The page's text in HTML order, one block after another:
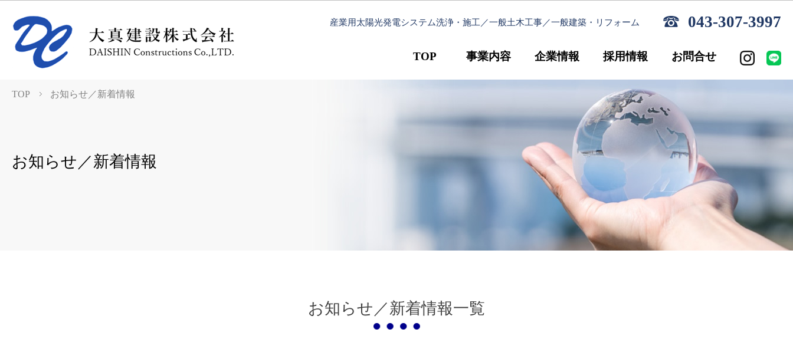
産業用太陽光発電システム洗浄・施工／一般土木工事／一般建築・リフォーム 043-307-3997
TOP 事業内容 企業情報 採用情報 お問合せ
TOP お知らせ／新着情報
お知らせ／新着情報
お知らせ／新着情報一覧